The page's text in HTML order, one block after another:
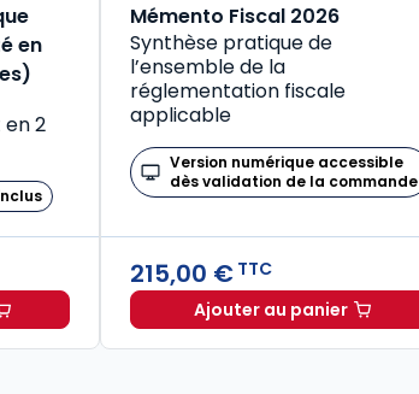
en
2
Mémento Fiscal 2026
Synthèse pratique de
l’ensemble de la
réglementation fiscale
applicable
Version numérique accessible
dès validation de la commande
215,00 € TTC
Ajouter au panier